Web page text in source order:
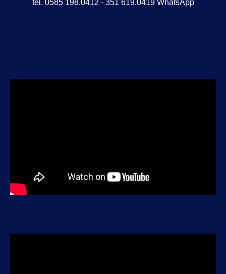
tel. 0585 198.0412 - 351 619.0419 WhatsApp